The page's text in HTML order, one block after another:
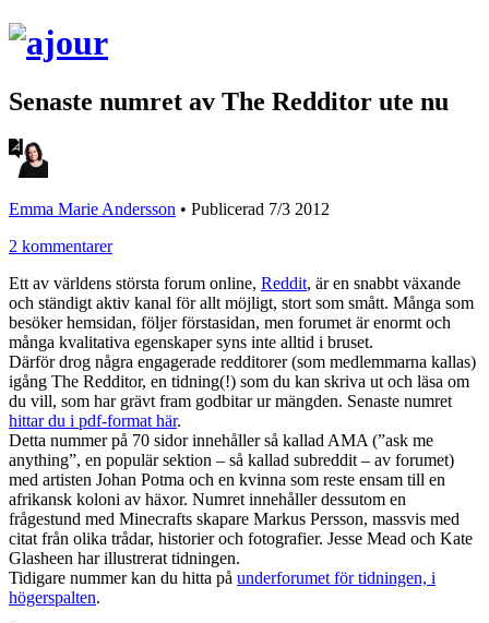
Senaste numret av The Redditor ute nu
Emma Marie Andersson • Publicerad 7/3 2012
2 kommentarer
Ett av världens största forum online, Reddit, är en snabbt växande
och ständigt aktiv kanal för allt möjligt, stort som smått. Många som
besöker hemsidan, följer förstasidan, men forumet är enormt och
många kvalitativa egenskaper syns inte alltid i bruset.
Därför drog några engagerade redditorer (som medlemmarna kallas)
igång The Redditor, en tidning(!) som du kan skriva ut och läsa om
du vill, som har grävt fram godbitar ur mängden. Senaste numret
hittar du i pdf-format här.
Detta nummer på 70 sidor innehåller så kallad AMA (”ask me
anything”, en populär sektion – så kallad subreddit – av forumet)
med artisten Johan Potma och en kvinna som reste ensam till en
afrikansk koloni av häxor. Numret innehåller dessutom en
frågestund med Minecrafts skapare Markus Persson, massvis med
citat från olika trådar, historier och fotografier. Jesse Mead och Kate
Glasheen har illustrerat tidningen.
Tidigare nummer kan du hitta på underforumet för tidningen, i
högerspalten.